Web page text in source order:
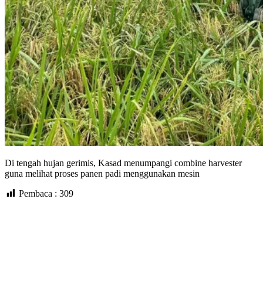
Di tengah hujan gerimis, Kasad menumpangi combine harvester
guna melihat proses panen padi menggunakan mesin
Pembaca : 309